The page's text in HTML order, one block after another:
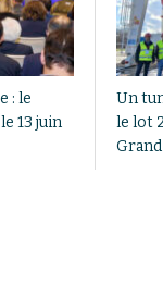
: le
13 juin
Un
le lot